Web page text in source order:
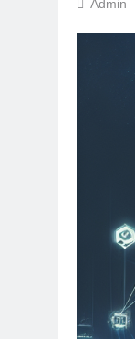
Admin